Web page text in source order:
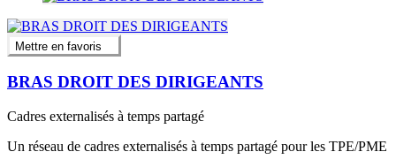
Mettre en favoris
BRAS DROIT DES DIRIGEANTS
Cadres externalisés à temps partagé
Un réseau de cadres externalisés à temps partagé pour les TPE/PME